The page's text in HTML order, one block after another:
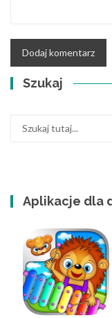
Szukaj
Aplikacje dla